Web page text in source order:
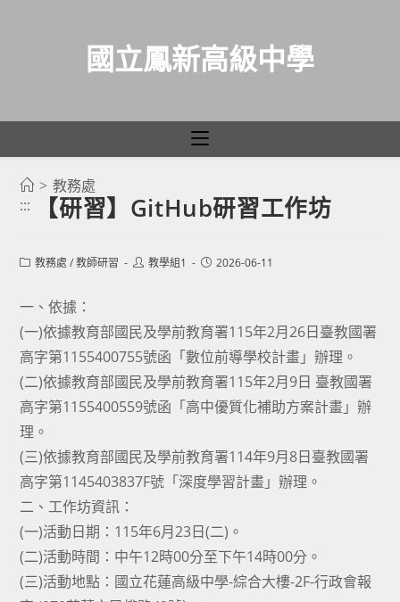
國立鳳新高級中學
> 教務處
:::
【研習】GitHub研習工作坊
Post教務處 / 教師研習
Post教學組1
Post2026-06-11
一、依據：
(一)依據教育部國民及學前教育署115年2月26日臺教國署
高字第1155400755號函「數位前導學校計畫」辦理。
(二)依據教育部國民及學前教育署115年2月9日 臺教國署
高字第1155400559號函「高中優質化補助方案計畫」辦
理。
(三)依據教育部國民及學前教育署114年9月8日臺教國署
高字第1145403837F號「深度學習計畫」辦理。
二、工作坊資訊：
(一)活動日期：115年6月23日(二)。
(二)活動時間：中午12時00分至下午14時00分。
(三)活動地點：國立花蓮高級中學-綜合大樓-2F-行政會報